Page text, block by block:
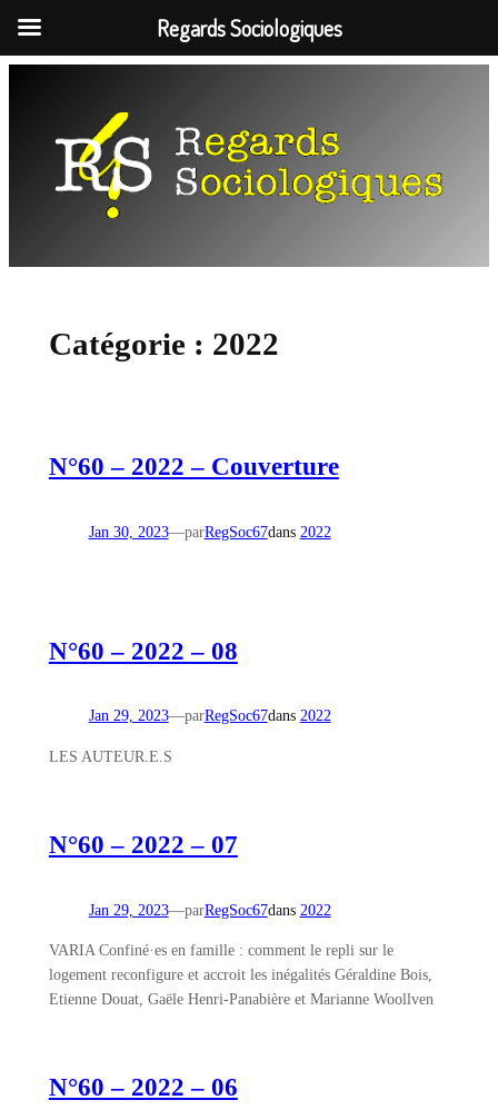
Catégorie : 2022
N°60 – 2022 – Couverture
Jan 30, 2023—parRegSoc67dans 2022
N°60 – 2022 – 08
Jan 29, 2023—parRegSoc67dans 2022
LES AUTEUR.E.S
N°60 – 2022 – 07
Jan 29, 2023—parRegSoc67dans 2022
VARIA Confiné·es en famille : comment le repli sur le
logement reconfigure et accroit les inégalités Géraldine Bois,
Etienne Douat, Gaële Henri-Panabière et Marianne Woollven
N°60 – 2022 – 06
Regards Sociologiques